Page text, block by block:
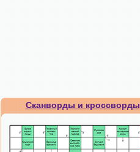
Сканворды и кроссворды